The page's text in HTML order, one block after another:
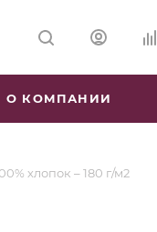
О КОМПАНИИ
хлопок – 180 г/м2